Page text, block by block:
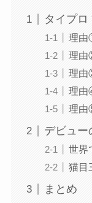
タイプロ
理由
理由
理由
理由
理由
デビュー
世界
猫目
まとめ